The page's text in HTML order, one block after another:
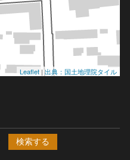
Leaflet | 出典：国土地理院タイル
検索する